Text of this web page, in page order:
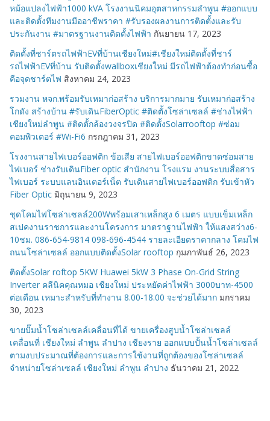
หม้อแปลงไฟฟ้า1000 kVA โรงงานนิคมอุตสาหกรรมลำพูน #ออกแบบ
และติดตั้งทีมงานมืออาชีพราคา #รับรองผลงานการติดตั้งและรับ
ประกันงาน #มาตรฐานงานติดตั้งไฟฟ้า กันยายน 17, 2023
ติดตั้งที่ชาร์ตรถไฟฟ้าEVที่บ้านเชียงใหม่#เชียงใหม่ติดตั้งที่ชาร์
รถไฟฟ้าEVที่บ้าน รับติดตั้งwallboxเชียงใหม่ มีรถไฟฟ้าต้องทำก่อนซื้อ
คือจุดชาร์ตไฟ สิงหาคม 24, 2023
รวมงาน หจก.พร้อมรับเหมาก่อสร้าง บริการมากมาย รับเหมาก่อสร้าง
โกดัง สร้างบ้าน #รับเดินFiberOptic #ติดตั้งโซล่าเซลล์ #ช่างไฟฟ้า
เชียงใหม่ลำพูน #ติดตั้กล้องวงจรปิด #ติดตั้งSolarrooftop #ซ่อม
คอมพิวเตอร์ #Wi-Fi6 กรกฎาคม 31, 2023
โรงงานสายไฟเบอร์ออฟติก ข้อเสีย สายไฟเบอร์ออฟติกขาดซ่อมสาย
ไฟเบอร์ ช่างรับเดินFiber optic สำนักงาน โรงแรม งานระบบสื่อสาร
ไฟเบอร์ ระบบแลนอินเตอร์เน็ต รับเดินสายไฟเบอร์ออฟติก รับเข้าหัว
Fiber Optic มิถุนายน 9, 2023
ชุดโคมไฟโซล่าเซลล์200Wพร้อมเสาเหล็กสูง 6 เมตร แบบเข็มเหล็ก
สเปคงานราชการและงานโครงการ มาตราฐานไฟฟ้า ให้แสงสว่าง6-
10ชม. 086-654-9814 098-696-4544 รายละเอียดราคากลาง โคมไฟ
ถนนโซล่าเซลล์ ออกแบบติดตั้งSolar rooftop กุมภาพันธ์ 26, 2023
ติดตั้งSolar roftop 5KW Huawei 5kW 3 Phase On-Grid String
Inverter คลีนิคคุณหมอ เชียงใหม่ ประหยัดค่าไฟฟ้า 3000บาท-4500
ต่อเดือน เหมาะสำหรับที่ทำงาน 8.00-18.00 จะช่วยได้มาก มกราคม
30, 2023
ขายปั๊มน้ำโซล่าเซลล์เคลื่อนที่ได้ ขายเครื่องสูบน้ำโซล่าเซลล์
เคลื่อนที่ เชียงใหม่ ลำพูน ลำปาง เชียงราย ออกแบบปั้นน้ำโซล่าเซลล์
ตามงบประมาณที่ต้องการและการใช้งานที่ถูกต้องของโซล่าเซลล์
จำหน่ายโซล่าเซลล์ เชียงใหม่ ลำพูน ลำปาง ธันวาคม 21, 2022